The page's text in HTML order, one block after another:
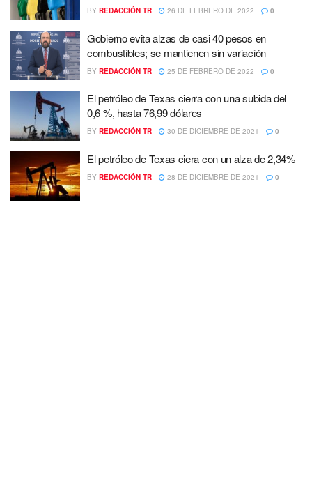
BY REDACCIÓN TR 26 DE FEBRERO DE 2022 0
Gobierno evita alzas de casi 40 pesos en
combustibles; se mantienen sin variación
BY REDACCIÓN TR 25 DE FEBRERO DE 2022 0
El petróleo de Texas cierra con una subida del
0,6 %, hasta 76,99 dólares
BY REDACCIÓN TR 30 DE DICIEMBRE DE 2021 0
El petróleo de Texas ciera con un alza de 2,34%
BY REDACCIÓN TR 28 DE DICIEMBRE DE 2021 0